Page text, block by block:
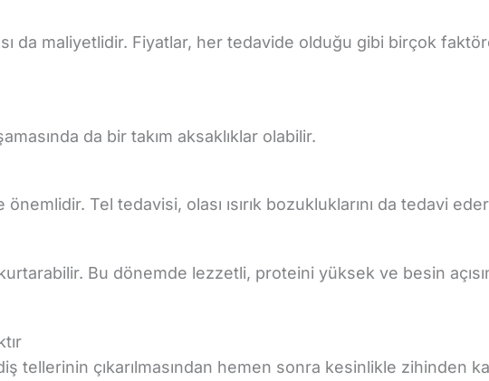
da maliyetlidir. Fiyatlar, her tedavide olduğu gibi birçok
da bir takım aksaklıklar olabilir.
Tel tedavisi, olası ısırık bozukluklarını da tedavi
Bu dönemde lezzetli, proteini yüksek ve besin
tellerinin çıkarılmasından hemen sonra kesinlikle zihinden